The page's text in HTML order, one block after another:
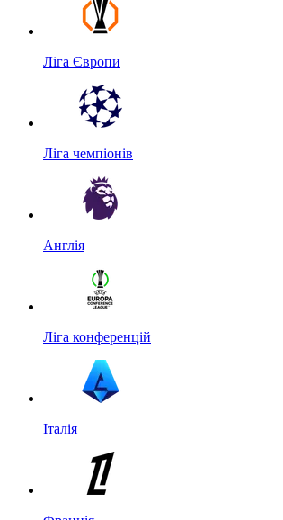
Ліга Європи
Ліга чемпіонів
Англія
Ліга конференцій
Італія